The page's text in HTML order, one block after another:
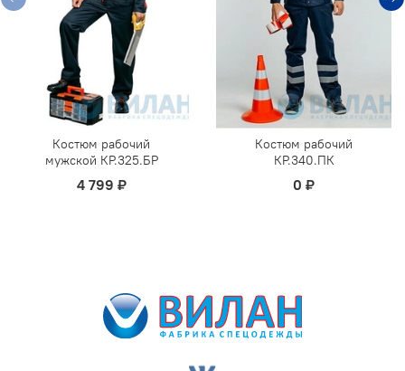
Костюм рабочий
мужской КР.325.БР
4 799 ₽
Костюм рабочий
КР.340.ПК
0 ₽